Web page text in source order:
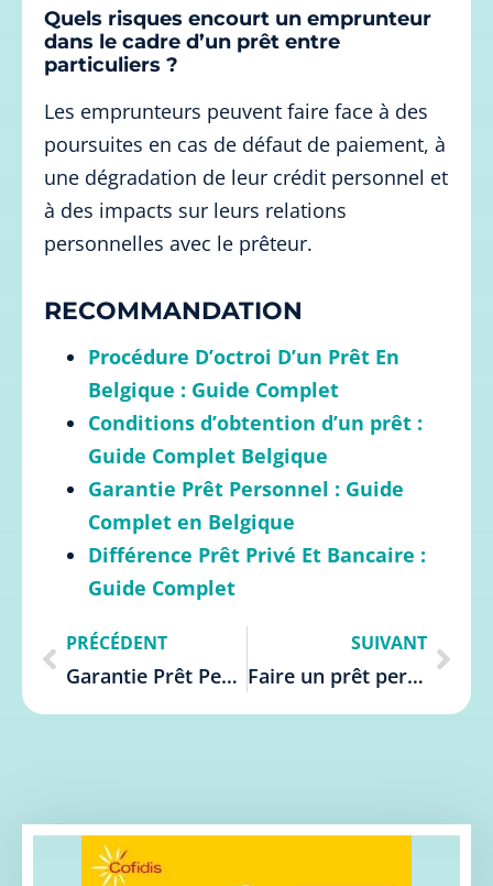
Quels risques encourt un emprunteur
dans le cadre d’un prêt entre
particuliers ?
Les emprunteurs peuvent faire face à des
poursuites en cas de défaut de paiement, à
une dégradation de leur crédit personnel et
à des impacts sur leurs relations
personnelles avec le prêteur.
RECOMMANDATION
Procédure D’octroi D’un Prêt En
Belgique : Guide Complet
Conditions d’obtention d’un prêt :
Guide Complet Belgique
Garantie Prêt Personnel : Guide
Complet en Belgique
Différence Prêt Privé Et Bancaire :
Guide Complet
PRÉCÉDENT
Garantie Prêt Personnel : Guide Complet en Belgique
SUIVANT
Faire un prêt personnel sans passer par une banque facilement